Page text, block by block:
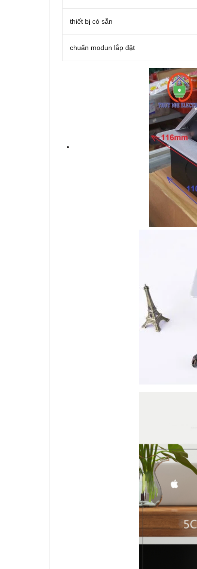
thiết bị có sẵn
chuẩn modun lắp đặt